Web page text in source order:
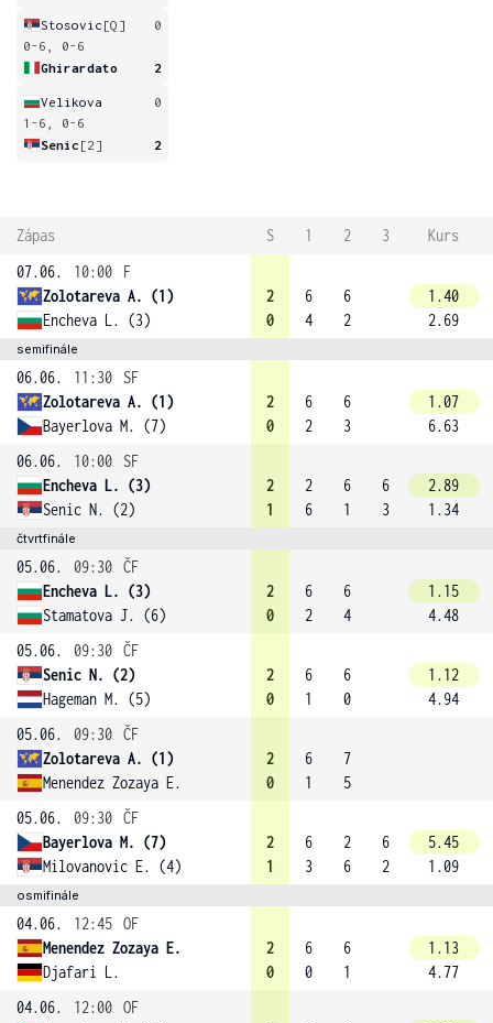
Stosovic [Q]
0
0-6, 0-6
Ghirardato
2
Velikova
0
1-6, 0-6
Senic [2] 2
Zápas S 1 2 3
Kurs
07.06.
10:00
F
Zolotareva A. (1)
Encheva L. (3)
2
0
6
4
6
2
1.40
2.69
semifinále
06.06. 11:30
SF
Zolotareva A. (1)
Bayerlova M. (7)
2
0
6
2
6
3
1.07
6.63
06.06.
10:00
SF
Encheva L. (3)
Senic N. (2)
2
1
2
6
6
1
6
3
2.89
1.34
čtvrtfinále
05.06. 09:30 ČF
Encheva L. (3)
Stamatova J. (6)
2
0
6
2
6
4
1.15
4.48
05.06.
09:30 ČF
Senic N. (2)
Hageman M. (5)
2
0
6
1
6
0
1.12
4.94
05.06.
09:30 ČF
Zolotareva A. (1)
Menendez Zozaya E.
2
0
6
1
7
5
05.06.
09:30 ČF
Bayerlova M. (7)
Milovanovic E. (4)
2
1
6
3
2
6
6
2
5.45
1.09
osmifinále
04.06. 12:45 OF
Menendez Zozaya E.
Djafari L.
2
0
6
0
6
1
1.13
4.77
04.06.
12:00 OF